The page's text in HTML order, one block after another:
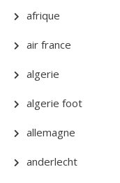
afrique
air france
algerie
algerie foot
allemagne
anderlecht